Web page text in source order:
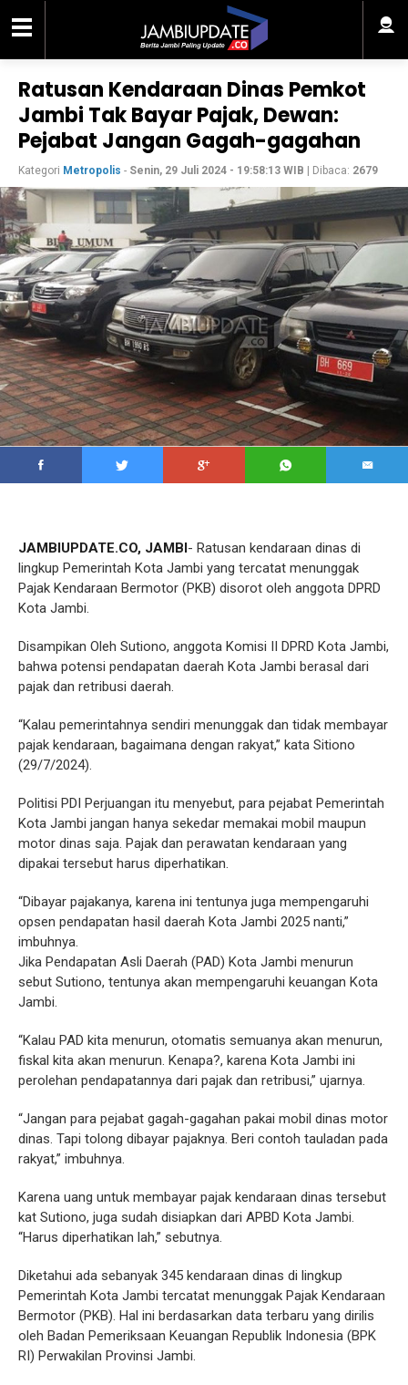
Ratusan Kendaraan Dinas Pemkot
Jambi Tak Bayar Pajak, Dewan:
Pejabat Jangan Gagah-gagahan
Kategori Metropolis - Senin, 29 Juli 2024 - 19:58:13 WIB | Dibaca: 2679
JAMBIUPDATE.CO, JAMBI- Ratusan kendaraan dinas di
lingkup Pemerintah Kota Jambi yang tercatat menunggak
Pajak Kendaraan Bermotor (PKB) disorot oleh anggota DPRD
Kota Jambi.
Disampikan Oleh Sutiono, anggota Komisi II DPRD Kota Jambi,
bahwa potensi pendapatan daerah Kota Jambi berasal dari
pajak dan retribusi daerah.
“Kalau pemerintahnya sendiri menunggak dan tidak membayar
pajak kendaraan, bagaimana dengan rakyat,” kata Sitiono
(29/7/2024).
Politisi PDI Perjuangan itu menyebut, para pejabat Pemerintah
Kota Jambi jangan hanya sekedar memakai mobil maupun
motor dinas saja. Pajak dan perawatan kendaraan yang
dipakai tersebut harus diperhatikan.
“Dibayar pajakanya, karena ini tentunya juga mempengaruhi
opsen pendapatan hasil daerah Kota Jambi 2025 nanti,”
imbuhnya.
Jika Pendapatan Asli Daerah (PAD) Kota Jambi menurun
sebut Sutiono, tentunya akan mempengaruhi keuangan Kota
Jambi.
“Kalau PAD kita menurun, otomatis semuanya akan menurun,
fiskal kita akan menurun. Kenapa?, karena Kota Jambi ini
perolehan pendapatannya dari pajak dan retribusi,” ujarnya.
“Jangan para pejabat gagah-gagahan pakai mobil dinas motor
dinas. Tapi tolong dibayar pajaknya. Beri contoh tauladan pada
rakyat,” imbuhnya.
Karena uang untuk membayar pajak kendaraan dinas tersebut
kat Sutiono, juga sudah disiapkan dari APBD Kota Jambi.
“Harus diperhatikan lah,” sebutnya.
Diketahui ada sebanyak 345 kendaraan dinas di lingkup
Pemerintah Kota Jambi tercatat menunggak Pajak Kendaraan
Bermotor (PKB). Hal ini berdasarkan data terbaru yang dirilis
oleh Badan Pemeriksaan Keuangan Republik Indonesia (BPK
RI) Perwakilan Provinsi Jambi.